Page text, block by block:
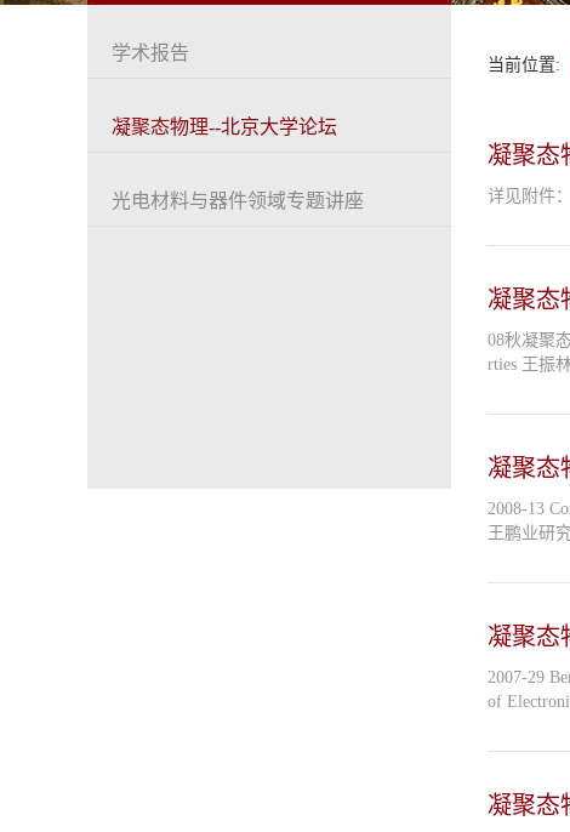
学术报告
凝聚态物理--北京大学论坛
光电材料与器件领域专题讲座
当前位置:
凝聚态
详见附件
凝聚态
08秋凝聚态论坛报告时间表 2008-26 颗粒自组织结构及
凝聚态
2008-13 Controlling the electronic valley degree of freedom in graphene systems 牛谦教授 讲稿 2008-12 利用单分子和荧光方法研究DNA和蛋白质
凝聚态
2007-29 Berry phase effects on electric properties Professor Qian Niu (牛谦) Department of Physics, UT at Austin, USA 讲稿 2007-28 Ab initio Study
of
凝聚态